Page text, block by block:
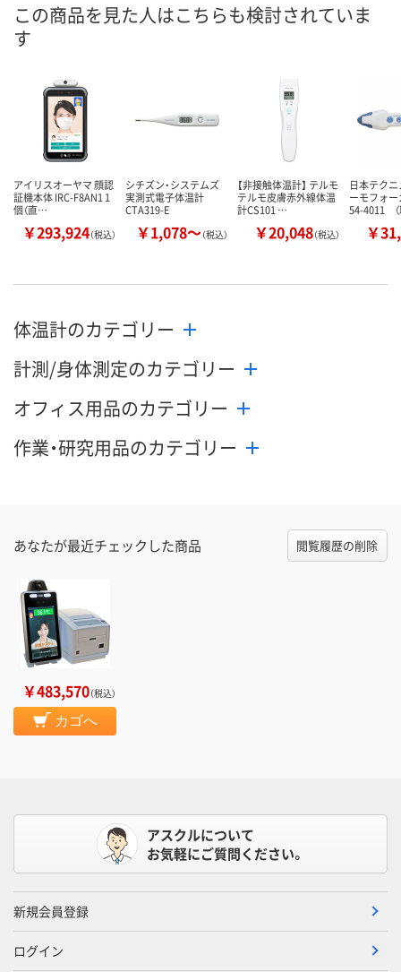
この商品を見た人はこちらも検討されていま
す
アイリスオーヤマ 顔認
証機本体 IRC-F8AN1 1
個（直…
￥293,924（税込）
シチズン・システムズ
実測式電子体温計
CTA319-E
￥1,078～（税込）
【非接触体温計】 テルモ
テルモ皮膚赤外線体温
計CS101 …
￥20,048（税込）
日本テク
ーモフォ
54-4011
￥
体温計のカテゴリー
計測/身体測定のカテゴリー
オフィス用品のカテゴリー
作業・研究用品のカテゴリー
あなたが最近チェックした商品 閲覧履歴の削除
￥483,570（税込）
カゴへ
アスクルについて
お気軽にご質問ください。
新規会員登録
ログイン